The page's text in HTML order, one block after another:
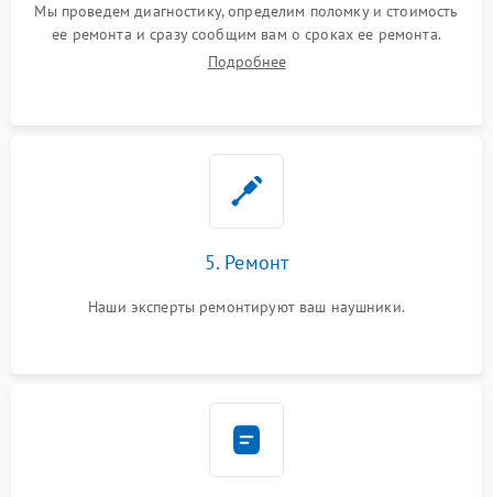
Мы проведем диагностику, определим поломку и стоимость
ее ремонта и сразу сообщим вам о сроках ее ремонта.
Подробнее
5. Ремонт
Наши эксперты ремонтируют ваш наушники.